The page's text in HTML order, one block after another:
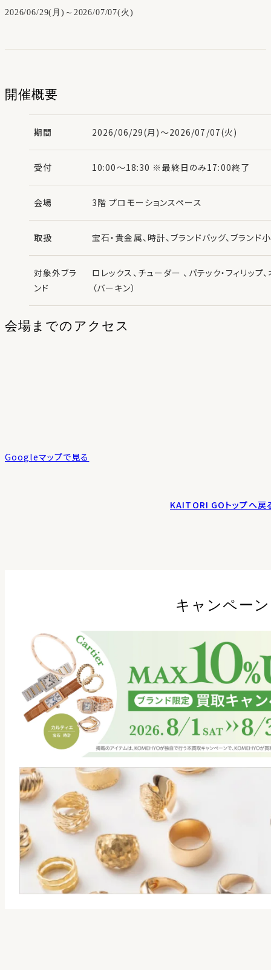
2026/06/29(月)～2026/07/07(火)
開催概要
期間 2026/06/29(月)～2026/07/07(火)
受付 10:00～18:30 ※最終日のみ17:00終了
会場 3階 プロモーションスペース
取扱 宝石・貴金属、時計、ブランドバッグ、ブランド
対象外ブラ
ンド
ロレックス、チューダー 、パテック・フィリップ
（バーキン）
会場までのアクセス
Googleマップで見る
KAITORI GOトップへ戻
キャンペーン